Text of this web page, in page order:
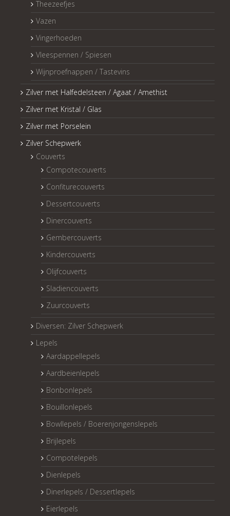
Theezeefjes
Vazen
Vingerhoeden
Vleespennen / Spiesen
Wijnproefnappen / Tastevins
Zilver met Halfedelsteen / Agaat / Amethist
Zilver met Kristal / Glas
Zilver met Porselein
Zilver Schepwerk
Couverts
Compotecouverts
Confiturecouverts
Dessertcouverts
Dinercouverts
Gembercouverts
Kindercouverts
Olijfcouverts
Sladiencouverts
Zuurcouverts
Diversen: Zilver Schepwerk
Lepels
Aardappellepels
Aardbeienlepels
Bonbonlepels
Bouillonlepels
Bowllepels / Boerenjongenslepels
Brijlepels
Compotelepels
Dienlepels
Dinerlepels / Dessertlepels
Eierlepels